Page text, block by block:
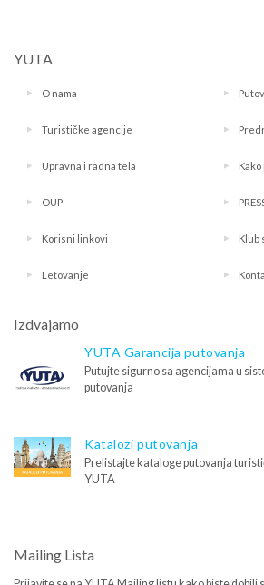
YUTA
O nama
Turističke agencije
Upravna i radna tela
OUP
Korisni linkovi Klub
Letovanje
Izdvajamo
YUTA Garancija putovanja
Putujte sigurno sa agencijama u
putovanja
Katalozi putovanja
Prelistajte kataloge putovanja
YUTA
Mailing Lista